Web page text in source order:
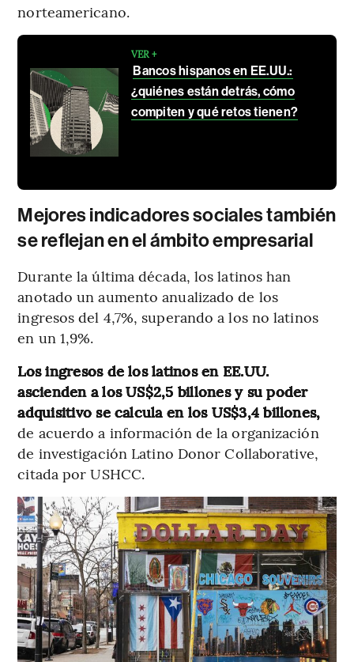
norteamericano.
VER +
Bancos hispanos en EE.UU.:
¿quiénes están detrás, cómo
compiten y qué retos tienen?
Mejores indicadores sociales también
se reflejan en el ámbito empresarial
Durante la última década, los latinos han
anotado un aumento anualizado de los
ingresos del 4,7%, superando a los no latinos
en un 1,9%.
Los ingresos de los latinos en EE.UU.
ascienden a los US$2,5 billones y su poder
adquisitivo se calcula en los US$3,4 billones,
de acuerdo a información de la organización
de investigación Latino Donor Collaborative,
citada por USHCC.